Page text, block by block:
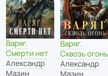
Варяг.
Смерти нет
Александр
Мазин
Варяг.
Сквозь огонь
Александр
Мазин